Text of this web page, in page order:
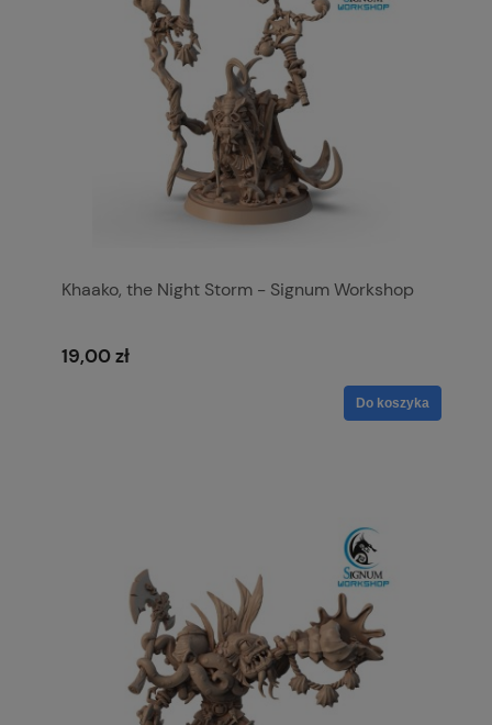
Khaako, the Night Storm - Signum Workshop
19,00 zł
Do koszyka